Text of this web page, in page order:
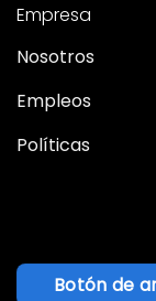
Empresa
Nosotros
Empleos
Políticas
Botón de